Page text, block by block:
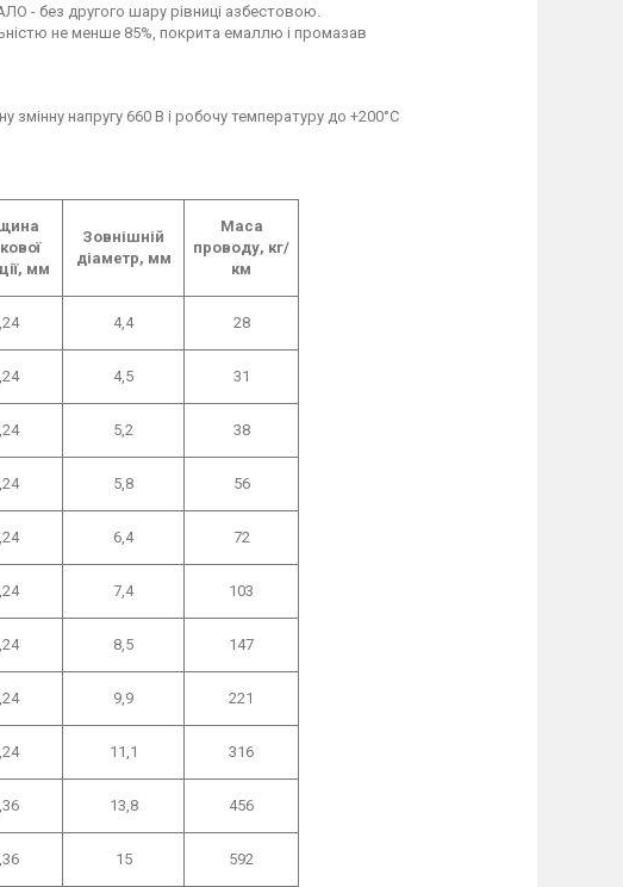
- без другого шару рівниці азбестовою.
не менше 85%, покрита емаллю і промазав
напругу 660 В і робочу температуру до +200°С
мм
Зовнішній
діаметр, мм
Маса
проводу, кг/
км
4,4 28
4,5 31
5,2 38
5,8 56
6,4 72
7,4 103
8,5 147
9,9 221
11,1 316
13,8 456
15 592